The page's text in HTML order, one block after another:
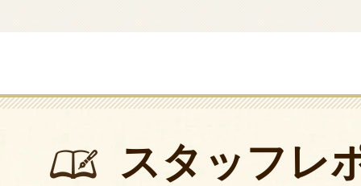
スタッフレ